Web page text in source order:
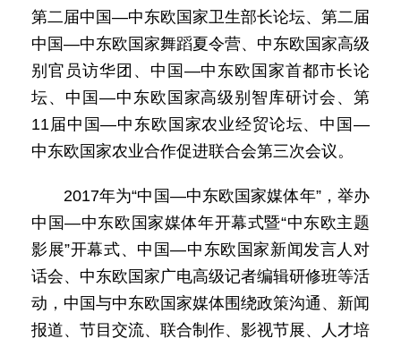
第二届中国—中东欧国家卫生部长论坛、第二届
中国—中东欧国家舞蹈夏令营、中东欧国家高级
别官员访华团、中国—中东欧国家首都市长论
坛、中国—中东欧国家高级别智库研讨会、第
11届中国—中东欧国家农业经贸论坛、中国—
中东欧国家农业合作促进联合会第三次会议。
2017年为“中国—中东欧国家媒体年”，举办
中国—中东欧国家媒体年开幕式暨“中东欧主题
影展”开幕式、中国—中东欧国家新闻发言人对
话会、中东欧国家广电高级记者编辑研修班等活
动，中国与中东欧国家媒体围绕政策沟通、新闻
报道、节目交流、联合制作、影视节展、人才培